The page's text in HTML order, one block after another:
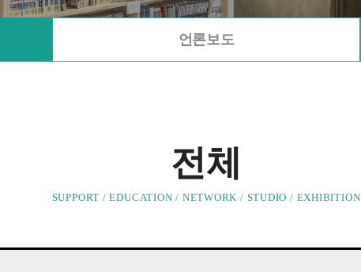
언론보도
전체
SUPPORT / EDUCATION / NETWORK / STUDIO / EXHIBITION